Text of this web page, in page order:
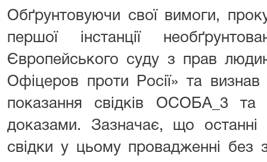
Обґрунтовуючи свої вимоги,
першої інстанції
Європейського суду з прав
Офіцеров проти Росії» та визнав
показання свідків ОСОБА_3
доказами. Зазначає, що останні
свідки у цьому провадженні без